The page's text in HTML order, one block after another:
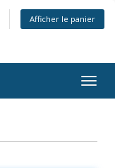
Afficher le panier